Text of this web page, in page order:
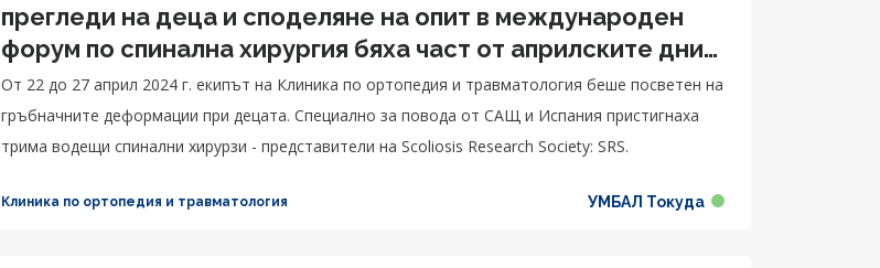
прегледи на деца и споделяне на опит в международен
форум по спинална хирургия бяха част от априлските дни
на сколиоза в Клиника по ортопедия и травматология
От 22 до 27 април 2024 г. екипът на Клиника по ортопедия и травматология беше посветен на
гръбначните деформации при децата. Специално за повода от САЩ и Испания пристигнаха
трима водещи спинални хирурзи - представители на Scoliosis Research Society: SRS.
Клиника по ортопедия и травматология УМБАЛ Токуда